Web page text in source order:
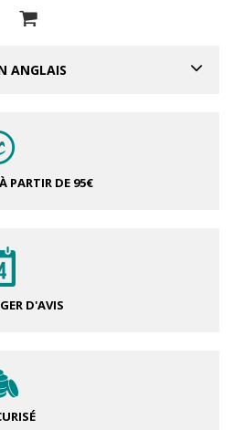
ANGLAIS
PARTIR DE 95€
D'AVIS